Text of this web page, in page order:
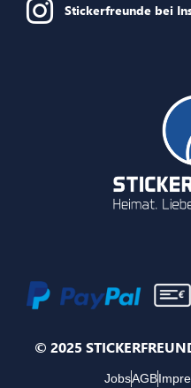
© 2025
JobsAGB
Stickerfreunde bei